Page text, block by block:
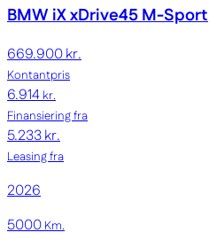
BMW iXxDrive45 M-Sport
669.900 kr.
Kontantpris
6.914kr.
Finansiering fra
5.233 kr.
Leasing fra
2026
5000Km.